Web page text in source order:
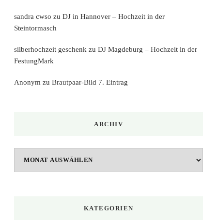
sandra cwso zu DJ in Hannover – Hochzeit in der
Steintormasch
silberhochzeit geschenk zu DJ Magdeburg – Hochzeit in der
FestungMark
Anonym zu Brautpaar-Bild 7. Eintrag
ARCHIV
KATEGORIEN